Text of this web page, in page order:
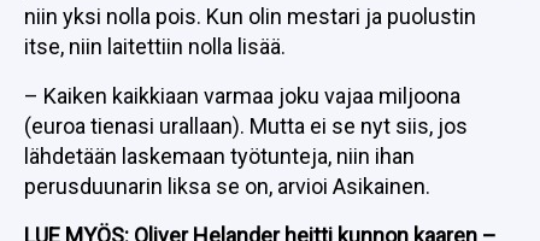
niin yksi nolla pois. Kun olin mestari ja puolustin
itse, niin laitettiin nolla lisää.
– Kaiken kaikkiaan varmaa joku vajaa miljoona
(euroa tienasi urallaan). Mutta ei se nyt siis, jos
lähdetään laskemaan työtunteja, niin ihan
perusduunarin liksa se on, arvioi Asikainen.
LUE MYÖS: Oliver Helander heitti kunnon kaaren –